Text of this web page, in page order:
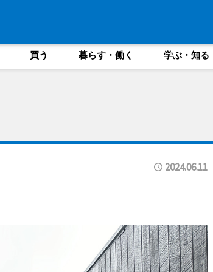
買う 暮らす・働く 学ぶ・知る
2024.06.11